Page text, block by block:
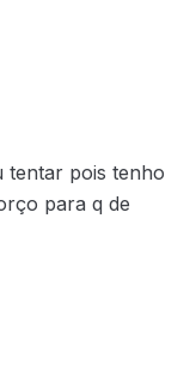
tentar pois tenho
para q de